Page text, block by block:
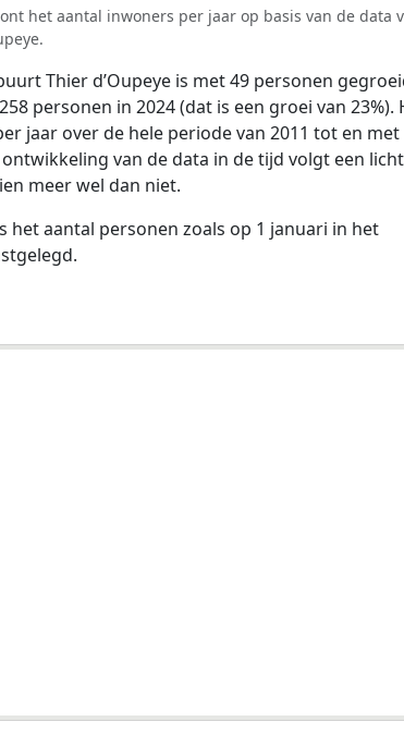
het aantal inwoners per jaar op basis van de data
Thier d’Oupeye is met 49 personen
personen in 2024 (dat is een groei van 23%).
jaar over de hele periode van 2011 tot en met
ontwikkeling van de data in de tijd volgt een
meer wel dan niet.
het aantal personen zoals op 1 januari in het